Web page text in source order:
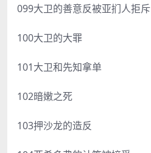
099大卫的善意反被亚扪人拒斥
100大卫的大罪
101大卫和先知拿单
102暗嫩之死
103押沙龙的造反